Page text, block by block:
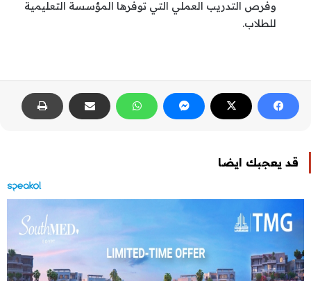
وفرص التدريب العملي التي توفرها المؤسسة التعليمية
للطلاب.
قد يعجبك ايضا